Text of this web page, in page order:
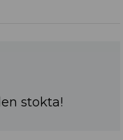
stokta!